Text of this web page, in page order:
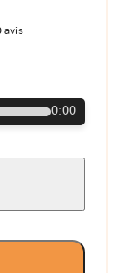
avis
0:00